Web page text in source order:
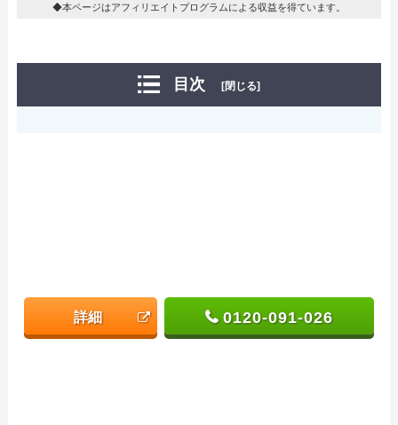
◆本ページはアフィリエイトプログラムによる収益を得ています。
目次 [閉じる]
詳細 0120-091-026